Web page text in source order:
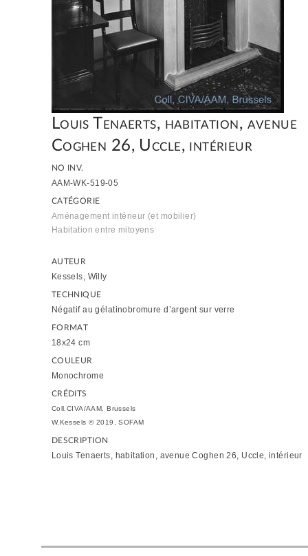
Louis Tenaerts, habitation, avenue
Coghen 26, Uccle, intérieur
NO INV.
AAM-WK-519-05
CATÉGORIE
Aménagement intérieur (et mobilier)
Habitation entre mitoyens
AUTEUR
Kessels, Willy
TECHNIQUE
Négatif au gélatinobromure d’argent sur verre
FORMAT
18x24 cm
COULEUR
Monochrome
CRÉDITS
Coll.CIVA/AAM, Brussels
W.Kessels © 2019, SOFAM
DESCRIPTION
Louis Tenaerts, habitation, avenue Coghen 26, Uccle, intérieur